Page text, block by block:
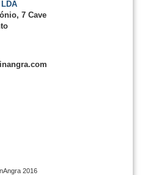
LDA
7 Cave
2016